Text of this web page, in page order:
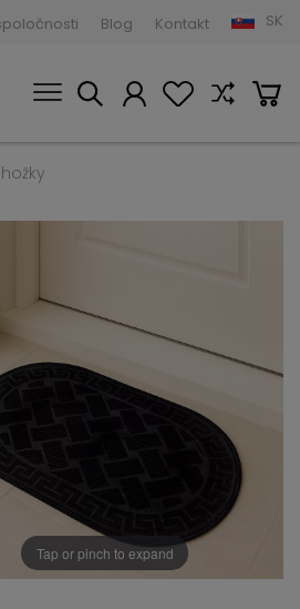
Blog Kontakt SK
Tap or pinch to expand